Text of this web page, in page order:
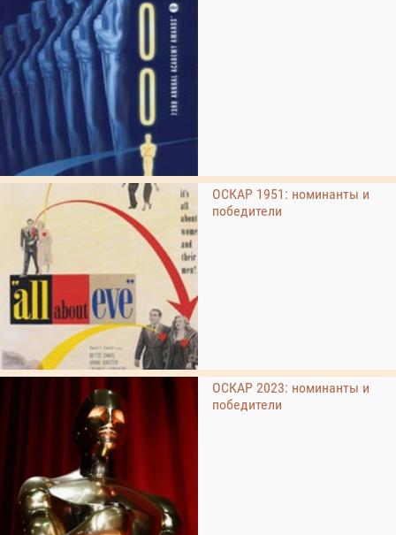
ОСКАР 1951: номинанты и
победители
ОСКАР 2023: номинанты и
победители